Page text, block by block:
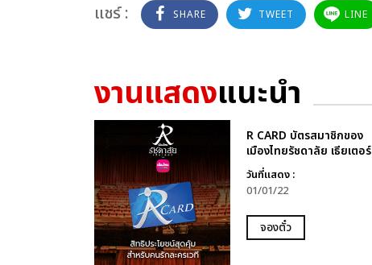
แชร์ : SHARE TWEET LINE
งานแสดงแนะนำ
R CARD บัตรสมาชิกของ
เมืองไทยรัชดาลัย เธียเตอร์
วันที่แสดง :
01/01/22
จองตั๋ว